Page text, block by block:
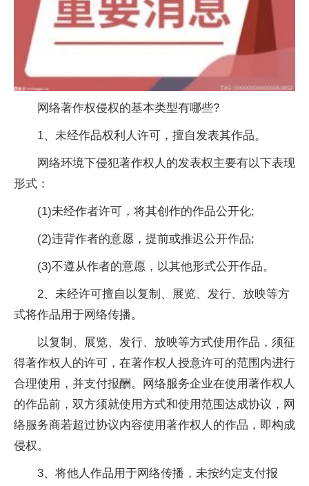
网络著作权侵权的基本类型有哪些?
1、未经作品权利人许可，擅自发表其作品。
网络环境下侵犯著作权人的发表权主要有以下表现
形式：
(1)未经作者许可，将其创作的作品公开化;
(2)违背作者的意愿，提前或推迟公开作品;
(3)不遵从作者的意愿，以其他形式公开作品。
2、未经许可擅自以复制、展览、发行、放映等方
式将作品用于网络传播。
以复制、展览、发行、放映等方式使用作品，须征
得著作权人的许可，在著作权人授意许可的范围内进行
合理使用，并支付报酬。网络服务企业在使用著作权人
的作品前，双方须就使用方式和使用范围达成协议，网
络服务商若超过协议内容使用著作权人的作品，即构成
侵权。
3、将他人作品用于网络传播，未按约定支付报